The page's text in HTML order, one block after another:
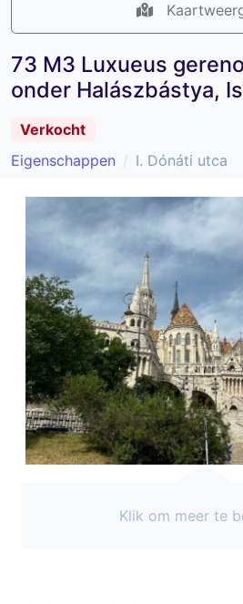
73 M3 Luxueus
onder Halászbástya,
Verkocht
Eigenschappen
I. Dónáti utca
Klik om meer te